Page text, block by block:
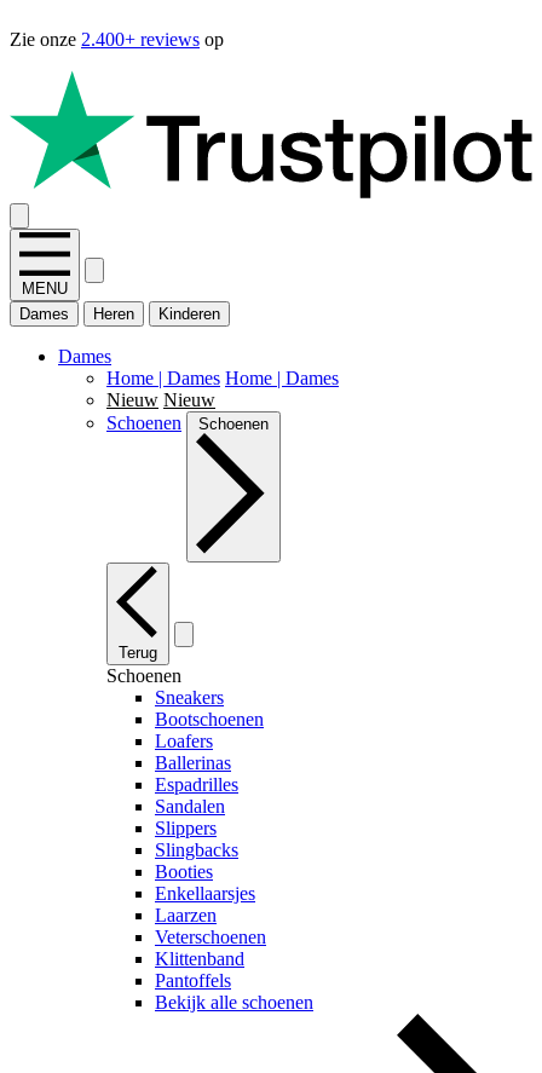
Zie onze 2.400+ reviews op
MENU
Dames
Heren Kinderen
Dames
Home | Dames Home | Dames
Nieuw Nieuw
Schoenen
Schoenen
Terug
Schoenen
Sneakers
Bootschoenen
Loafers
Ballerinas
Espadrilles
Sandalen
Slippers
Slingbacks
Booties
Enkellaarsjes
Laarzen
Veterschoenen
Klittenband
Pantoffels
Bekijk alle schoenen